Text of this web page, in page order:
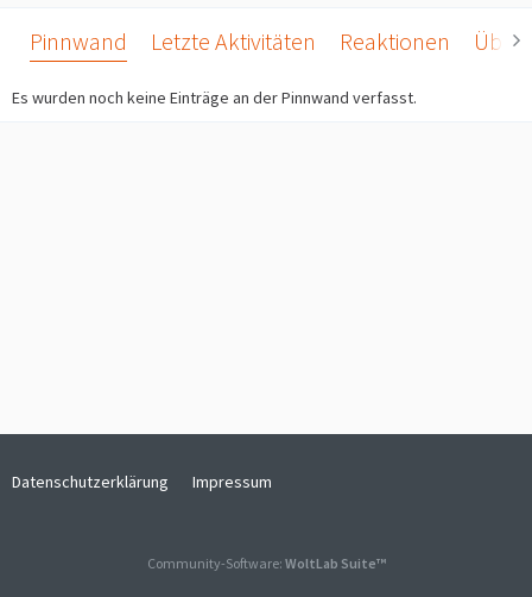
Pinnwand Letzte Aktivitäten Reaktionen Über
Es wurden noch keine Einträge an der Pinnwand verfasst.
Datenschutzerklärung Impressum
Community-Software: WoltLab Suite™